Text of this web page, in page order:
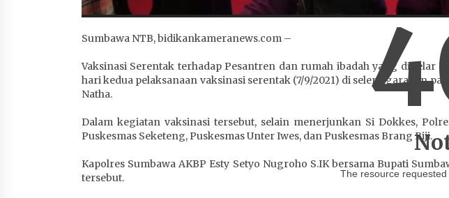
Sumbawa NTB, bidikankameranews.com –
Vaksinasi Serentak terhadap Pesantren dan rumah ibadah yang digelar
hari kedua pelaksanaan vaksinasi serentak (7/9/2021) di selenggarakan
Natha.
Dalam kegiatan vaksinasi tersebut, selain menerjunkan Si Dokkes,
Puskesmas Seketeng, Puskesmas Unter Iwes, dan Puskesmas Brang Biji.
Kapolres Sumbawa AKBP Esty Setyo Nugroho S.IK bersama Bupati
tersebut.
The resource